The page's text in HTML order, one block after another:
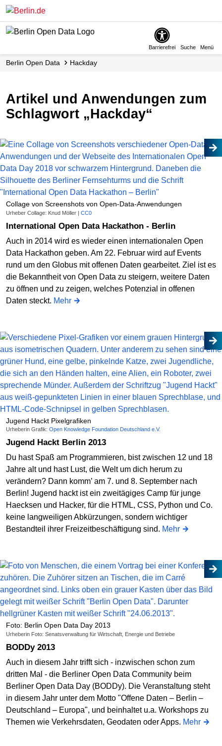
Skip
main
Barrierefrei Suche Menü
Berlin Open Data Hackday
Artikel und Anwendungen zum
Schlagwort „Hackday“
Collage von Screenshots von Open-Data-Anwendungen
Urheber Collage: Knud Möller | CC0
International Open Data Hackathon - Berlin
Auch in 2014 wird es wieder einen internationalen Open
Data Hackathon geben. Am 22. Februar wird auf Events
rund um den Globus mit offenen Daten gearbeitet. Ziel ist es
die Bekanntheit von Open Data zu steigern, weitere Daten
zu öffnen und zu zeigen, welches Potenzial in offenen
Daten steckt. Mehr
Jugend Hackt Pixelgrafiken
Urheberin Grafik: Open Knowledge Foundation Deutschland e.V.
Jugend Hackt Berlin 2013
Du hast Spaß am Programmieren, bist zwischen 12 und 18
Jahre alt und hast Lust, die Welt um dich herum zu
verändern? Dann komm’ am 7. und 8. September nach
Berlin! Jugend hackt ist ein zweitägiges Camp für junge
Haecksen und Hacker, für die HTML, CSS, Python und Co.
keine langweiligen Abkürzungen, sondern wichtiger
Bestandteil ihrer Freizeitbeschäftigung sind. Mehr
Foto: Berlin Open Data Day 2013
Urheberin Foto: Senatsverwaltung für Wirtschaft, Energie und Betriebe
BODDy 2013
Auch in diesem Jahr trifft sich - inzwischen schon zum
dritten Mal - die Berliner Open Data Community beim
Berliner Open Data Day (BODDy). Die Veranstaltung steht
in diesem Jahr unter dem Motto "Offene Daten – Berlin –
Deutschland – Europa", und beinhaltet u.a. Workshops zu
Themen wie Verkehrsdaten, Geodaten oder Apps. Mehr